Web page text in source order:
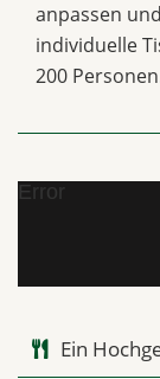
anpassen
individuelle
200
Error
Ein